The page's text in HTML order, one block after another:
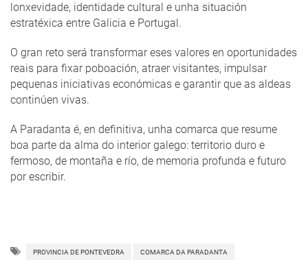
lonxevidade, identidade cultural e unha situación
estratéxica entre Galicia e Portugal.
O gran reto será transformar eses valores en oportunidades
reais para fixar poboación, atraer visitantes, impulsar
pequenas iniciativas económicas e garantir que as aldeas
continúen vivas.
A Paradanta é, en definitiva, unha comarca que resume
boa parte da alma do interior galego: territorio duro e
fermoso, de montaña e río, de memoria profunda e futuro
por escribir.
PROVINCIA DE PONTEVEDRA COMARCA DA PARADANTA